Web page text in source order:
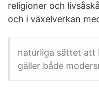
religioner och
och i växelverkan
naturliga sättet att
gäller både